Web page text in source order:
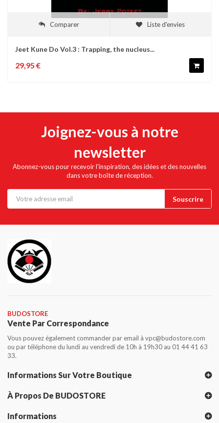
Comparer Liste d'envies
Jeet Kune Do Vol.3 : Trapping, the nucleus...
29,95 €
Joignez-vous à notre
newsletter
Abonnez-vous pour recevoir l'inspiration, des idées et des nouvelles
dans votre boîte de réception.
BUDOSTORE
Vente Par Correspondance
Vous pouvez également commander par email à vpc@budostore.com
ou par téléphone du lundi au vendredi de 10h à 19h30 au 01 44 41 63
33.
Informations Sur Votre Boutique
À Propos De BUDOSTORE
Informations